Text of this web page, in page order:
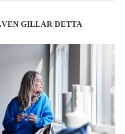
GILLAR DETTA